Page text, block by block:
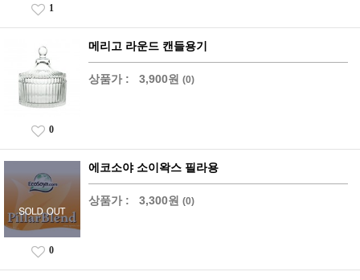
1
메리고 라운드 캔들용기
상품가 : 3,900원 (0)
0
에코소야 소이왁스 필라용
상품가 : 3,300원 (0)
0